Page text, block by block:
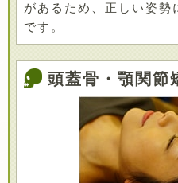
があるため、正しい姿勢
です。
頭蓋骨・顎関節